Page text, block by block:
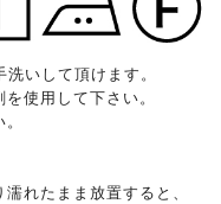
いして頂けます。
使用して下さい。
れたまま放置すると、